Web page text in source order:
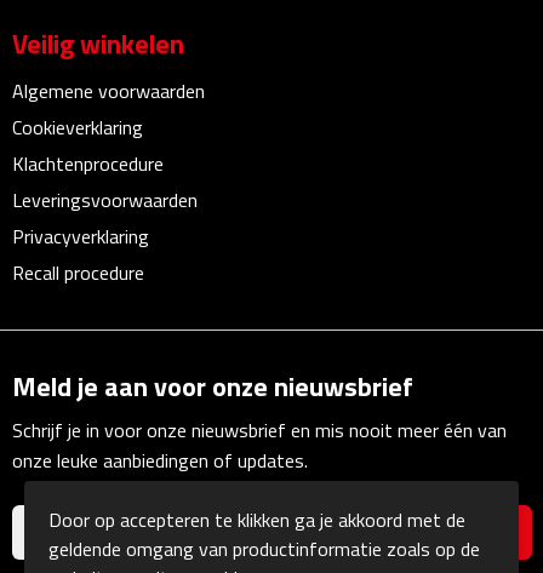
Linialen
Magneten
Muismatten
Pennen etui's
Pennenhouders
Rekenmachines
Document- & Schrijfmappen
Documentmappen
Veilig winkelen
Algemene voorwaarden
Cookieverklaring
Klachtenprocedure
Leveringsvoorwaarden
Privacyverklaring
Recall procedure
Meld je aan voor onze nieuwsbrief
Schrijf je in voor onze nieuwsbrief en mis nooit meer één van
onze leuke aanbiedingen of updates.
Door op accepteren te klikken ga je akkoord met de
geldende omgang van productinformatie zoals op de